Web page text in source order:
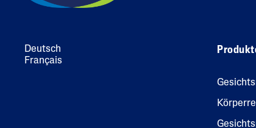
Deutsch
Français